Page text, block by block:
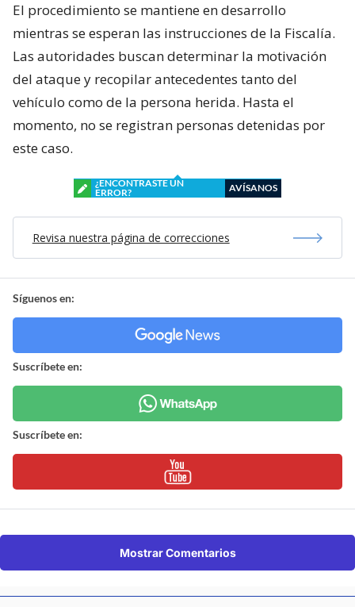
El procedimiento se mantiene en desarrollo
mientras se esperan las instrucciones de la Fiscalía.
Las autoridades buscan determinar la motivación
del ataque y recopilar antecedentes tanto del
vehículo como de la persona herida. Hasta el
momento, no se registran personas detenidas por
este caso.
¿ENCONTRASTE UN
ERROR?
AVÍSANOS
Revisa nuestra página de correcciones
Síguenos en:
Suscríbete en:
Suscríbete en:
Mostrar Comentarios